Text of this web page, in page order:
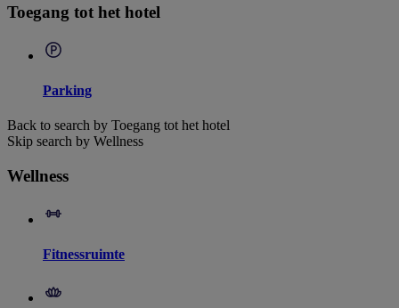
Toegang tot het hotel
Parking
Back to search by Toegang tot het hotel
Skip search by Wellness
Wellness
Fitnessruimte